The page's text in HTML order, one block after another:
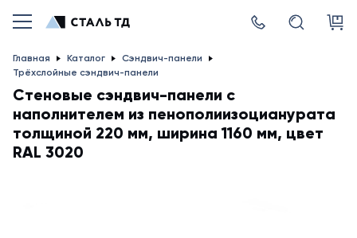
Главная Каталог
Сэндвич-панели
Трёхслойные сэндвич-панели
Стеновые сэндвич-панели с
наполнителем из пенополиизоцианурата
толщиной 220 мм, ширина 1160 мм, цвет
RAL 3020